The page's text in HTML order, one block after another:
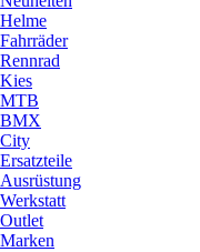
Helme
Fahrräder
Rennrad
Kies
MTB
BMX
City
Ersatzteile
Ausrüstung
Werkstatt
Outlet
Marken